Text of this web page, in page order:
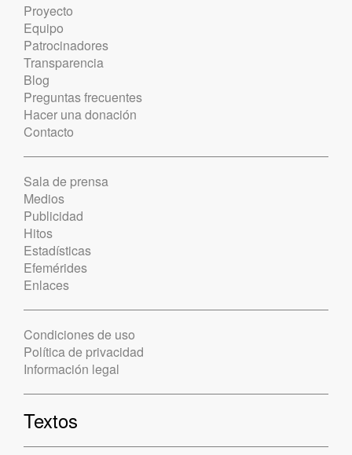
Proyecto
Equipo
Patrocinadores
Transparencia
Blog
Preguntas frecuentes
Hacer una donación
Contacto
Sala de prensa
Medios
Publicidad
Hitos
Estadísticas
Efemérides
Enlaces
Condiciones de uso
Política de privacidad
Información legal
Textos